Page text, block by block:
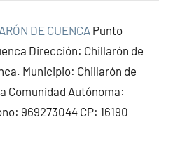
DE CUENCA Punto
Dirección: Chillarón de
Municipio: Chillarón de
Comunidad Autónoma:
969273044 CP: 16190